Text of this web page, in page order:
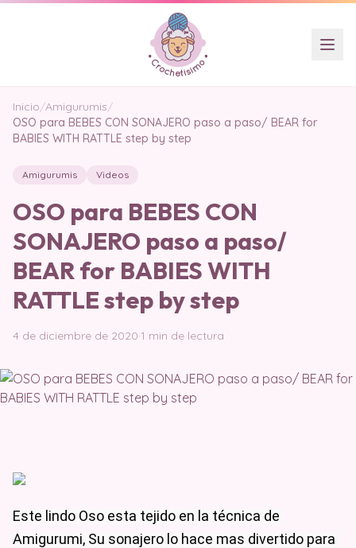
Inicio/Amigurumis/
OSO para BEBES CON SONAJERO paso a paso/ BEAR for
BABIES WITH RATTLE step by step
Amigurumis Videos
OSO para BEBES CON
SONAJERO paso a paso/
BEAR for BABIES WITH
RATTLE step by step
4 de diciembre de 2020·1 min de lectura
Este lindo Oso esta tejido en la técnica de
Amigurumi, Su sonajero lo hace mas divertido para